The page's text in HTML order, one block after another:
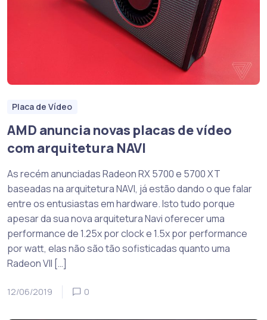
Placa de Vídeo
AMD anuncia novas placas de vídeo
com arquitetura NAVI
As recém anunciadas Radeon RX 5700 e 5700 XT
baseadas na arquitetura NAVI, já estão dando o que falar
entre os entusiastas em hardware. Isto tudo porque
apesar da sua nova arquitetura Navi oferecer uma
performance de 1.25x por clock e 1.5x por performance
por watt, elas não são tão sofisticadas quanto uma
Radeon VII […]
12/06/2019 0